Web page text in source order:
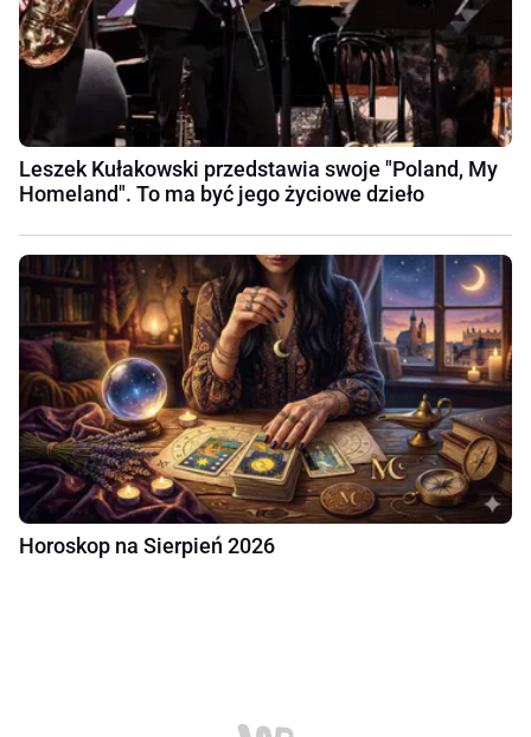
Leszek Kułakowski przedstawia swoje "Poland, My
Homeland". To ma być jego życiowe dzieło
Horoskop na Sierpień 2026